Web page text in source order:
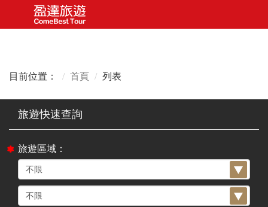
目前位置： 首頁 列表
旅遊區域：